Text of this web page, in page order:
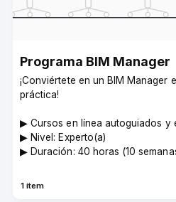
Programa BIM Manager­­
¡Conviértete en un BIM Manager
práctica!
▶︎ Cursos en línea autoguiados y
▶︎ Nivel: Experto(a)
▶︎ Duración: 40 horas (10
1 item